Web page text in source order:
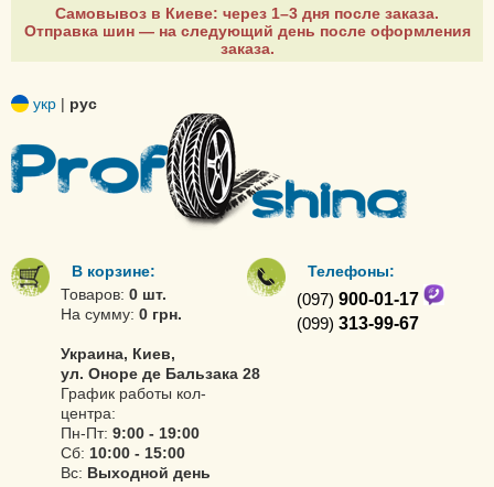
Самовывоз в Киеве: через 1–3 дня после заказа.
Отправка шин — на следующий день после оформления
заказа.
укр | рус
В корзине:
Товаров: 0 шт.
На сумму: 0 грн.
Украина, Киев,
ул. Оноре де Бальзака 28
График работы кол-
центра:
Пн-Пт: 9:00 - 19:00
Сб: 10:00 - 15:00
Вс: Выходной день
Телефоны:
(097) 900-01-17
(099) 313-99-67